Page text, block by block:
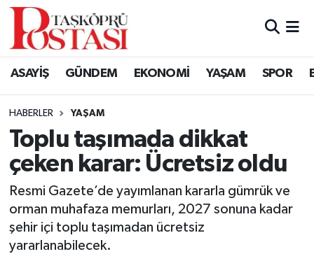
ASAYİŞ GÜNDEM EKONOMİ YAŞAM SPOR
HABERLER YAŞAM
Toplu taşımada dikkat
çeken karar: Ücretsiz oldu
Resmi Gazete’de yayımlanan kararla gümrük ve
orman muhafaza memurları, 2027 sonuna kadar
şehir içi toplu taşımadan ücretsiz
yararlanabilecek.
Kastamonu Vefat Edenler
Araç Haberleri
Azdavay Haberleri
Bozkurt Haberleri